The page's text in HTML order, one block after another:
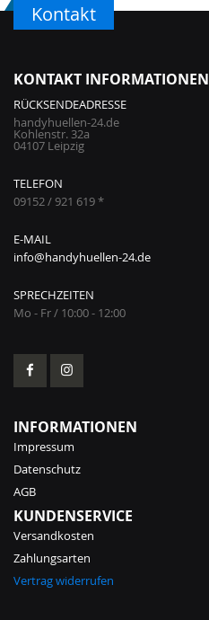
Kontakt
KONTAKT INFORMATIONEN
RÜCKSENDEADRESSE
handyhuellen-24.de
Kohlenstr. 32a
04107 Leipzig
TELEFON
09152 / 921 619 *
E-MAIL
info@handyhuellen-24.de
SPRECHZEITEN
Mo - Fr / 10:00 - 12:00
INFORMATIONEN
Impressum
Datenschutz
AGB
KUNDENSERVICE
Versandkosten
Zahlungsarten
Vertrag widerrufen